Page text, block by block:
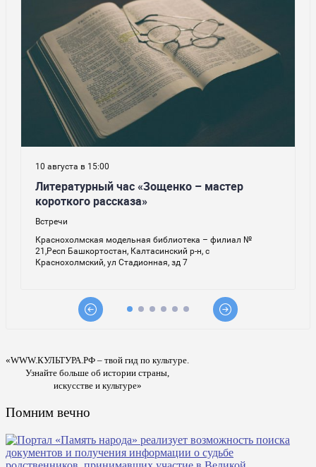
«WWW.КУЛЬТУРА.РФ – твой гид по культуре.
Узнайте больше об истории страны,
искусстве и культуре»
Помним вечно